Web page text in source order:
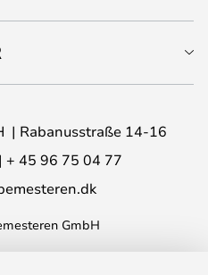
Rabanusstraße 14-16
+ 45 96 75 04 77
GmbH